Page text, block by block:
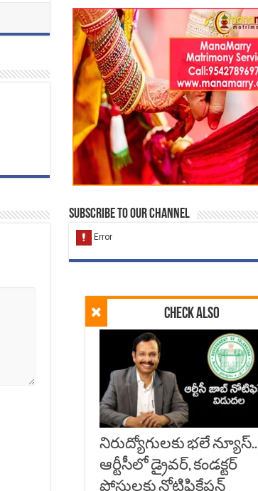
Check Also
నిరుద్యోగులకు భలే న్యూస్..
ఆర్టీసీలో డ్రైవర్, కండక్టర్‌
పోస్టులకు నోటిఫికేషన్‌
Subscribe to our Channel